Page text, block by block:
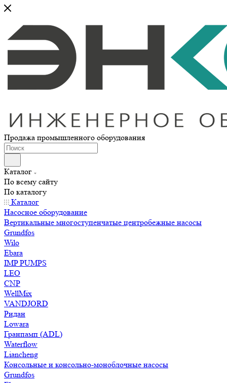
Продажа промышленного оборудования
Каталог
По всему сайту
По каталогу
Каталог
Насосное оборудование
Вертикальные многоступенчатые центробежные насосы
Grundfos
Wilo
Ebara
IMP PUMPS
LEO
CNP
WellMix
VANDJORD
Ридан
Lowara
Гранпамп (ADL)
Waterflow
Liancheng
Консольные и консольно-моноблочные насосы
Grundfos